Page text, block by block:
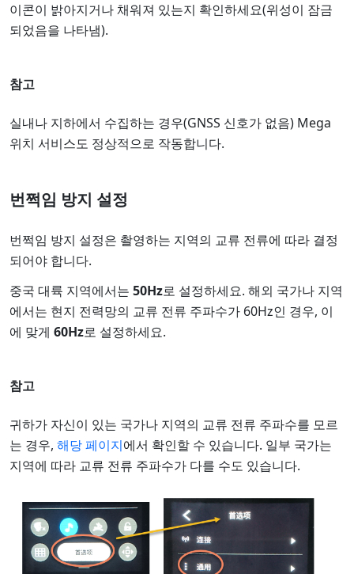
이콘이 밝아지거나 채워져 있는지 확인하세요(위성이 잠금
되었음을 나타냄).
참고
실내나 지하에서 수집하는 경우(GNSS 신호가 없음) Mega
위치 서비스도 정상적으로 작동합니다.
번쩍임 방지 설정
번쩍임 방지 설정은 촬영하는 지역의 교류 전류에 따라 결정
되어야 합니다.
중국 대륙 지역에서는 50Hz로 설정하세요. 해외 국가나 지역
에서는 현지 전력망의 교류 전류 주파수가 60Hz인 경우, 이
에 맞게 60Hz로 설정하세요.
참고
귀하가 자신이 있는 국가나 지역의 교류 전류 주파수를 모르
는 경우, 해당 페이지에서 확인할 수 있습니다. 일부 국가는
지역에 따라 교류 전류 주파수가 다를 수도 있습니다.